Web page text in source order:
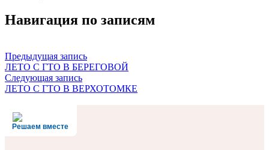
Навигация по записям
Предыдущая запись
ЛЕТО С ГТО В БЕРЕГОВОЙ
Следующая запись
ЛЕТО С ГТО В ВЕРХОТОМКЕ
Решаем вместе